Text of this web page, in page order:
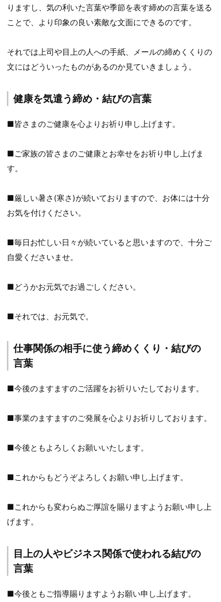
りますし、気の利いた言葉や季節を表す締めの言葉を送る
ことで、より印象の良い素敵な文面にできるのです。
それでは上司や目上の人への手紙、メールの締めくくりの
文にはどういったものがあるのか見ていきましょう。
健康を気遣う締め・結びの言葉
■皆さまのご健康を心よりお祈り申し上げます。
■ご家族の皆さまのご健康とお幸せをお祈り申し上げま
す。
■厳しい暑さ(寒さ)が続いておりますので、お体には十分
お気を付けください。
■毎日お忙しい日々が続いていると思いますので、十分ご
自愛くださいませ。
■どうかお元気でお過ごしください。
■それでは、お元気で。
仕事関係の相手に使う締めくくり・結びの
言葉
■今後のますますのご活躍をお祈りいたしております。
■事業のますますのご発展を心よりお祈りしております。
■今後ともよろしくお願いいたします。
■これからもどうぞよろしくお願い申し上げます。
■これからも変わらぬご厚誼を賜りますようお願い申し上
げます。
目上の人やビジネス関係で使われる結びの
言葉
■今後ともご指導賜りますようお願い申し上げます。